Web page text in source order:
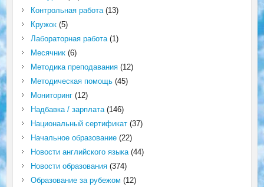
Контрольная работа(13)
Кружок(5)
Лабораторная работа(1)
Месячник(6)
Методика преподавания(12)
Методическая помощь(45)
Мониторинг(12)
Надбавка / зарплата(146)
Национальный сертификат(37)
Начальное образование(22)
Новости английского языка(44)
Новости образования(374)
Образование за рубежом (12)